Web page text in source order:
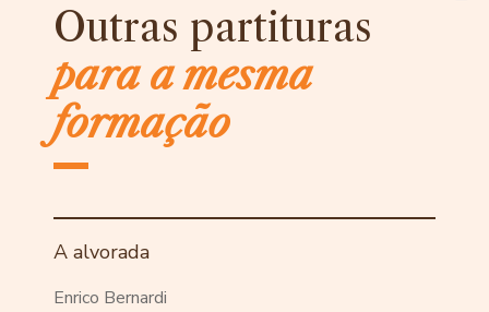
Outras partituras
para a mesma
formação
A alvorada
Enrico Bernardi